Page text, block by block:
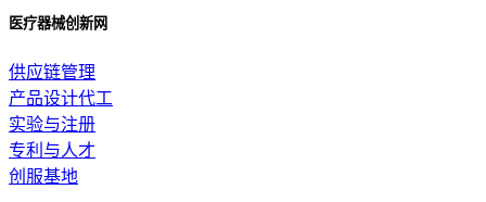
医疗器械创新网
供应链管理
产品设计代工
实验与注册
专利与人才
创服基地